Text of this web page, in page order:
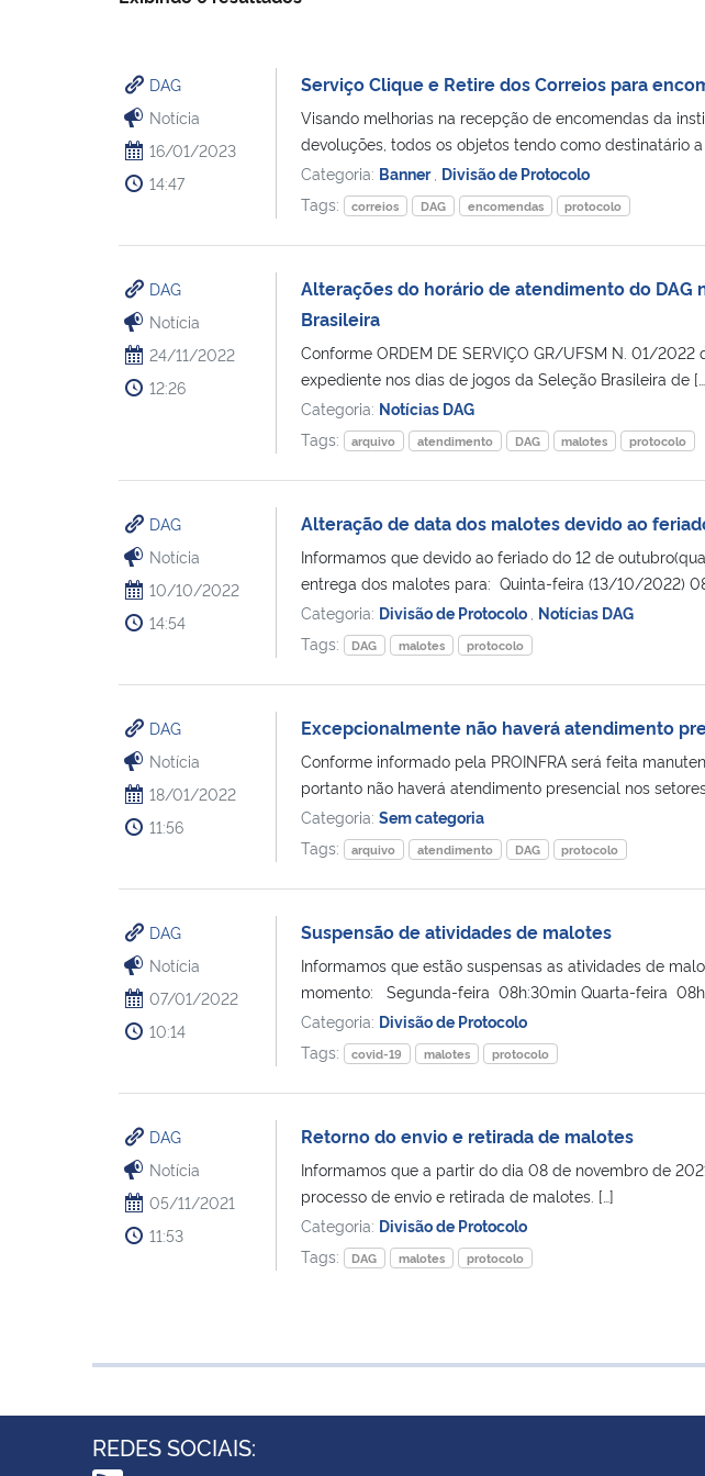
DAG
Notícia
16/01/2023
14:47
Serviço Clique e Retire dos Correios para
Visando melhorias na recepção de encomendas da
devoluções, todos os objetos tendo como destinatário
Categoria: Banner Divisão de Protocolo
Tags:
correios DAG encomendas protocolo
DAG
Notícia
24/11/2022
12:26
Alterações do horário de atendimento do DAG
Brasileira
Conforme ORDEM DE SERVIÇO GR/UFSM N. 01/
expediente nos dias de jogos da Seleção Brasileira de
Categoria: Notícias DAG
Tags:
arquivo atendimento DAG malotes protocolo
DAG
Notícia
10/10/2022
14:54
Alteração de data dos malotes devido ao
Informamos que devido ao feriado do 12 de
entrega dos malotes para: Quinta-feira (13/10/2022)
Categoria: Divisão de Protocolo Notícias DAG
Tags:
DAG malotes protocolo
DAG
Notícia
18/01/2022
11:56
Excepcionalmente não haverá atendimento
Conforme informado pela PROINFRA será feita
portanto não haverá atendimento presencial nos
Categoria: Sem categoria
Tags:
arquivo atendimento DAG protocolo
DAG
Notícia
07/01/2022
10:14
Suspensão de atividades de malotes
Informamos que estão suspensas as atividades de
momento: Segunda-feira 08h:30min Quarta-feira
Categoria: Divisão de Protocolo
Tags:
covid-19 malotes protocolo
DAG
Notícia
05/11/2021
11:53
Retorno do envio e retirada de malotes
Informamos que a partir do dia 08 de novembro de
processo de envio e retirada de malotes. […]
Categoria: Divisão de Protocolo
Tags:
DAG malotes protocolo
REDES SOCIAIS: